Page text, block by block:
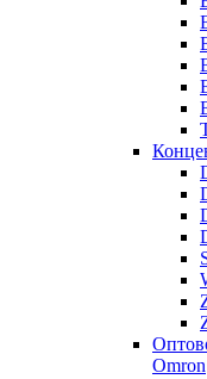
Omron